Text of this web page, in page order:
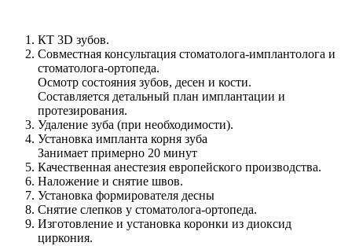
КТ 3D зубов.
Совместная консультация стоматолога-имплантолога и
стоматолога-ортопеда.
Осмотр состояния зубов, десен и кости.
Составляется детальный план имплантации и
протезирования.
Удаление зуба (при необходимости).
Установка импланта корня зуба
Занимает примерно 20 минут
Качественная анестезия европейского производства.
Наложение и снятие швов.
Установка формирователя десны
Снятие слепков у стоматолога-ортопеда.
Изготовление и установка коронки из диоксид
циркония.